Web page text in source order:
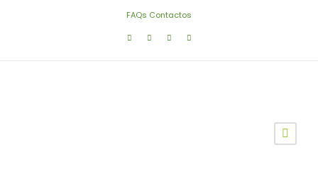
FAQs Contactos